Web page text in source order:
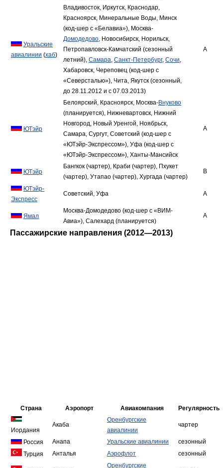
Уральские
авиалинии (хаб)
Владивосток, Иркутск, Краснодар,
Красноярск, Минеральные Воды, Минск
(код-шер с «Белавиа»), Москва-
Домодедово, Новосибирск, Норильск,
Петропавловск-Камчатский (сезонный
летний), Самара, Санкт-Петербург, Сочи,
Хабаровск, Череповец (код-шер с
«Северсталью»), Чита, Якутск (сезонный,
до 28.11.2012 и с 07.03.2013)
A
ЮТэйр
Белоярский, Красноярск, Москва-Внуково
(планируется), Нижневартовск, Нижний
Новгород, Новый Уренгой, Ноябрьск,
Самара, Сургут, Советский (код-шер с
«ЮТэйр-Экспрессом»), Уфа (код-шер с
«ЮТэйр-Экспрессом»), Ханты-Мансийск
A
ЮТэйр
Бангкок (чартер), Краби (чартер), Пхукет
(чартер), Утапао (чартер), Хургада (чартер)
B
ЮТэйр-
Экспресс
Советский, Уфа A
Ямал
Москва-Домодедово (код-шер с «ВИМ-
Авиа»), Салехард (планируется)
A
Пассажирские направления (2012—2013)
Страна Аэропорт Авиакомпания Регулярность
Иордания
Акаба
Оренбургские
авиалинии
чартер
Россия Анапа Уральские авиалинии
сезонный
Турция
Анталья Аэрофлот сезонный
Оренбургские